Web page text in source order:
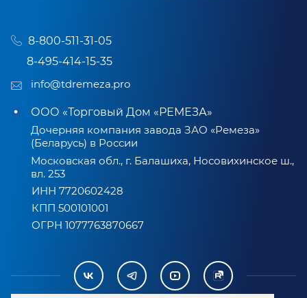
8-800-511-31-05
8-495-414-15-35
info@tdremeza.pro
ООО «Торговый Дом «РЕМЕЗА»
Дочерняя компания завода ЗАО «Ремеза»
(Беларусь) в России
Московская обл., г. Балашиха, Носовихинское ш.,
вл. 253
ИНН 7720602428
КПП 500101001
ОГРН 1077763870667